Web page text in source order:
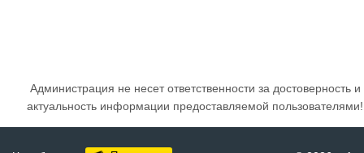
Администрация не несет ответственности за достоверность и
актуальность информации предоставляемой пользователями!